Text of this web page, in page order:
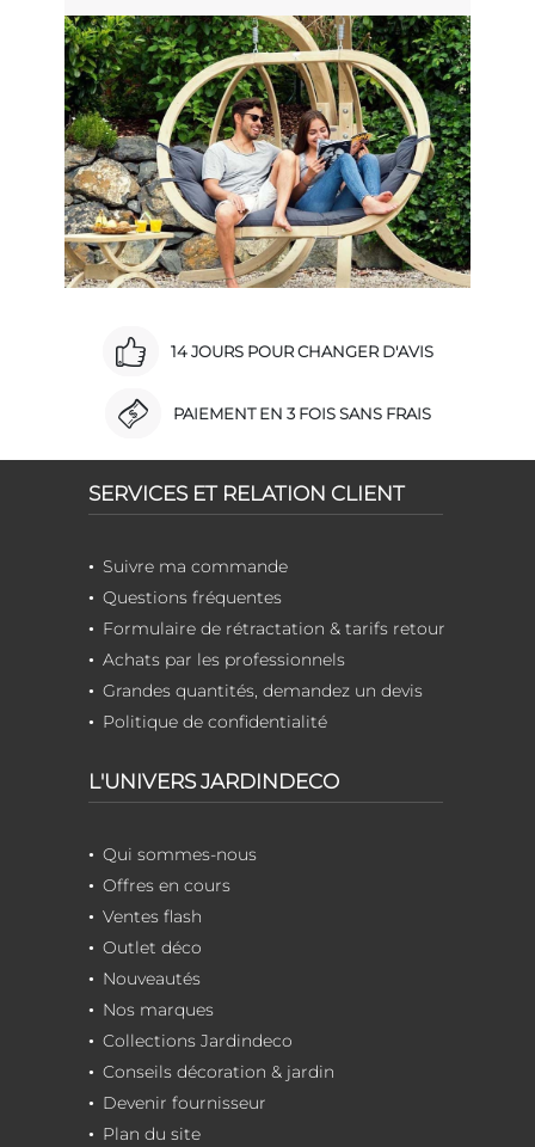
14 JOURS POUR CHANGER D'AVIS
PAIEMENT EN 3 FOIS SANS FRAIS
SERVICES ET RELATION CLIENT
Suivre ma commande
Questions fréquentes
Formulaire de rétractation & tarifs retour
Achats par les professionnels
Grandes quantités, demandez un devis
Politique de confidentialité
L'UNIVERS JARDINDECO
Qui sommes-nous
Offres en cours
Ventes flash
Outlet déco
Nouveautés
Nos marques
Collections Jardindeco
Conseils décoration & jardin
Devenir fournisseur
Plan du site